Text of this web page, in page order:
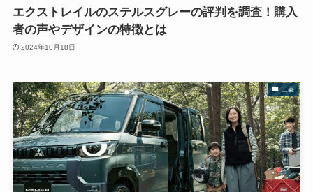
エクストレイルのステルスグレーの評判を調査！購入
者の声やデザインの特徴とは
2024年10月18日
三菱